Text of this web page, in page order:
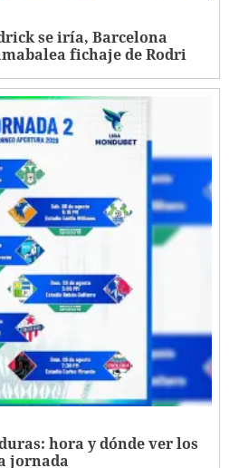
se iría, Barcelona
fichaje de Rodri
hora y dónde ver los
jornada